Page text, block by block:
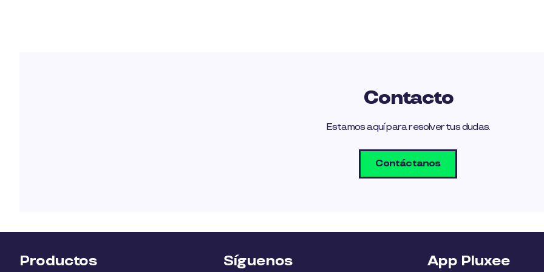
Contacto
Estamos aquí para resolver tus dudas.
Contáctanos
Productos Síguenos App Pluxee